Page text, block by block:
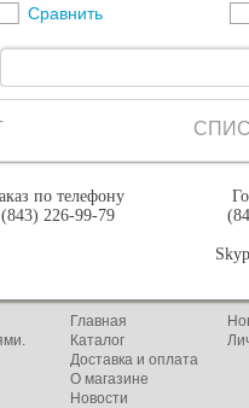
Сравнить
по телефону
(843) 226-99-79
Главная
Каталог
Доставка и оплата
О магазине
Новости